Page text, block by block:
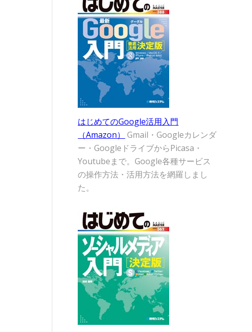
はじめてのGoogle活用入門
（Amazon）
Gmail・Googleカレンダ
ー・GoogleドライブからPicasa・
Youtubeまで。Google各種サービス
の操作方法・活用方法を網羅しまし
た。